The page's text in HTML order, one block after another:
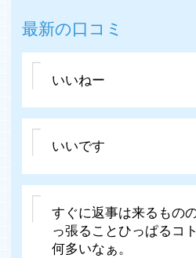
最新の口コミ
いいねー
いいです
すぐに返事は来るもの
っ張ることひっぱるコ
何多いなぁ。